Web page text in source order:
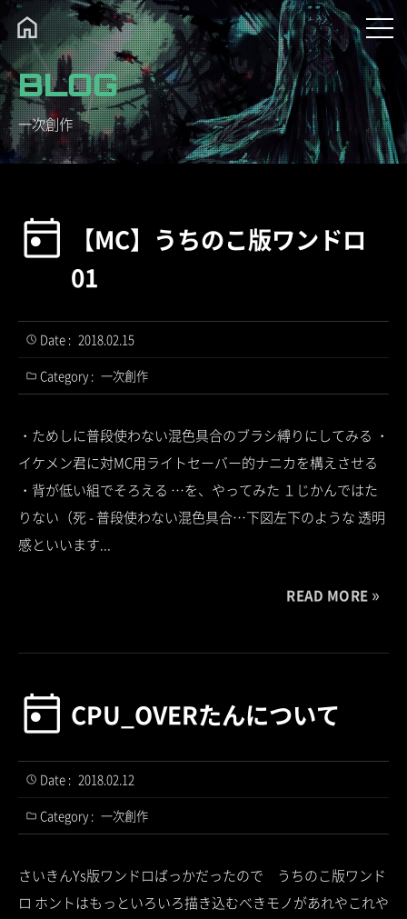
BLOG
一次創作
【MC】うちのこ版ワンドロ
01
Date : 2018.02.15
Category : 一次創作
・ためしに普段使わない混色具合のブラシ縛りにしてみる ・
イケメン君に対MC用ライトセーバー的ナニカを構えさせる
・背が低い組でそろえる …を、やってみた １じかんではた
りない（死 - 普段使わない混色具合…下図左下のような 透明
感といいます...
READ MORE
CPU_OVERたんについて
Date : 2018.02.12
Category : 一次創作
さいきんYs版ワンドロばっかだったので うちのこ版ワンド
ロ ホントはもっといろいろ描き込むべきモノがあれやこれや